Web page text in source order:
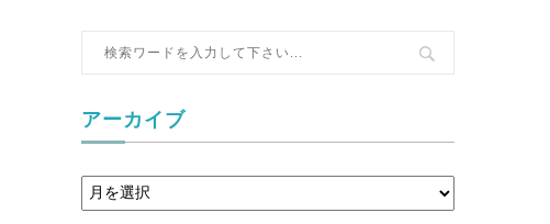
アーカイブ